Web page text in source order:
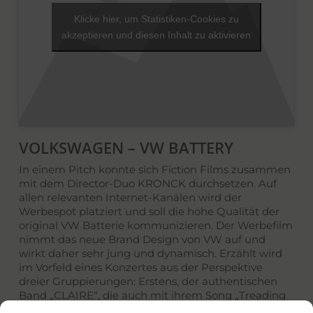
Klicke hier, um Statistiken-Cookies zu
akzeptieren und diesen Inhalt zu aktivieren
VOLKSWAGEN – VW BATTERY
In einem Pitch konnte sich Fiction Films zusammen
mit dem Director-Duo KRONCK durchsetzen. Auf
allen relevanten Internet-Kanälen wird der
Werbespot platziert und soll die hohe Qualität der
original VW Batterie kommunizieren. Der Werbefilm
nimmt das neue Brand Design von VW auf und
wirkt daher sehr jung und dynamisch. Erzählt wird
im Vorfeld eines Konzertes aus der Perspektive
dreier Gruppierungen: Erstens, der authentischen
Band „CLAIRE“, die auch mit ihrem Song „Treading